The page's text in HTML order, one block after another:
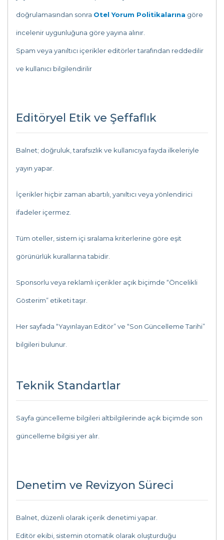
doğrulamasından sonra Otel Yorum Politikalarına göre
incelenir uygunluğuna göre yayına alınır.
Spam veya yanıltıcı içerikler editörler tarafından reddedilir
ve kullanıcı bilgilendirilir
Editöryel Etik ve Şeffaflık
Balnet; doğruluk, tarafsızlık ve kullanıcıya fayda ilkeleriyle
yayın yapar.
İçerikler hiçbir zaman abartılı, yanıltıcı veya yönlendirici
ifadeler içermez.
Tüm oteller, sistem içi sıralama kriterlerine göre eşit
görünürlük kurallarına tabidir.
Sponsorlu veya reklamlı içerikler açık biçimde “Öncelikli
Gösterim” etiketi taşır.
Her sayfada “Yayınlayan Editör” ve “Son Güncelleme Tarihi”
bilgileri bulunur.
Teknik Standartlar
Sayfa güncelleme bilgileri altbilgilerinde açık biçimde son
güncelleme bilgisi yer alır.
Denetim ve Revizyon Süreci
Balnet, düzenli olarak içerik denetimi yapar.
Editör ekibi, sistemin otomatik olarak oluşturduğu